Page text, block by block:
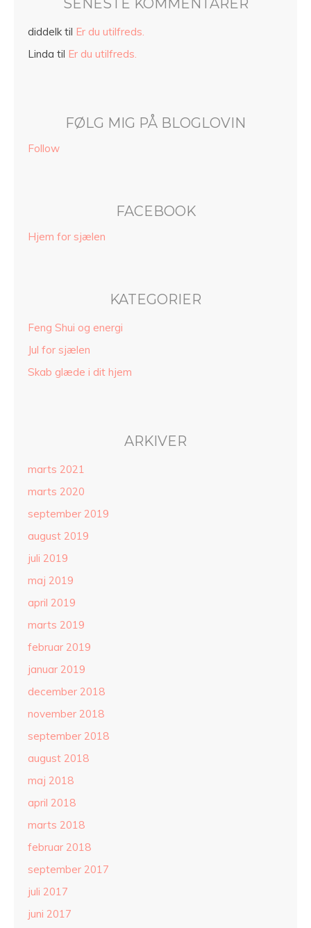
SENESTE KOMMENTARER
diddelktil Er du utilfreds.
Linda til Er du utilfreds.
FØLG MIG PÅ BLOGLOVIN
Follow
FACEBOOK
Hjem for sjælen
KATEGORIER
Feng Shui og energi
Jul for sjælen
Skab glæde i dit hjem
ARKIVER
marts 2021
marts 2020
september 2019
august 2019
juli 2019
maj 2019
april 2019
marts 2019
februar 2019
januar 2019
december 2018
november 2018
september 2018
august 2018
maj 2018
april 2018
marts 2018
februar 2018
september 2017
juli 2017
juni 2017